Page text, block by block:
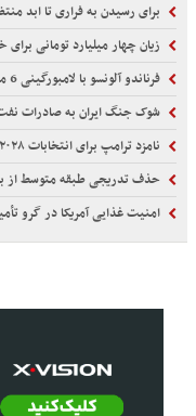
برای رسیدن به فراری تا ابد
زیان چهار میلیارد تومانی
فرناندو آلونسو با لامبورگینی 6 میلیون دلاری در موناکو
شوک جنگ ایران به صادرات
نامزد ترامپ برای انتخابات ۲۰۲۸ آمریکا مشخص شد!
حذف تدریجی طبقه متوسط از
امنیت غذایی آمریکا در گرو